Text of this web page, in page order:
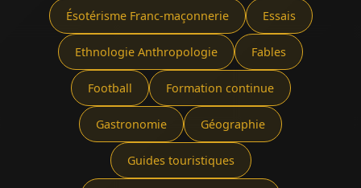
Ésotérisme Franc-maçonnerie Essais
Ethnologie Anthropologie Fables
Football Formation continue
Gastronomie Géographie
Guides touristiques